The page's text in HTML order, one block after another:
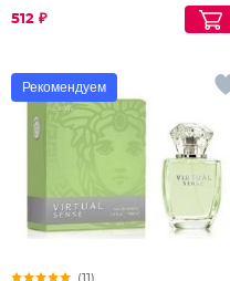
512 ₽
Рекомендуем
(11)